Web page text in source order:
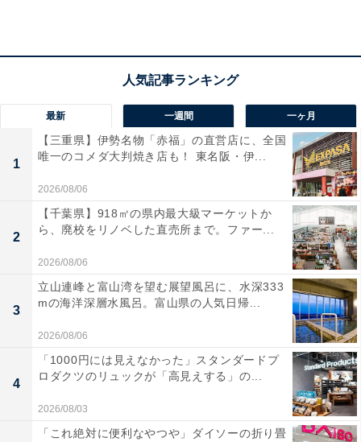
「幻の島」浜島上陸＆ボートシュノーケリング
潮位によって形を変える砂浜の島「幻の島（浜島）」に
上陸し、西表石垣国立公園の海でシュノーケリングも楽
しめる半日プランです。360度海に囲まれた絶景はSNS
映え間違いなし。ガイドが写真をたくさん撮ってくれる
うえ、写真データは無料でもらえます。シュノーケリン
グ器材・ウェットスーツ（冬季）・ライフジャケットの
レンタルも料金に含まれています。
最新 一週間 一ヶ月
1
【三重県】伊勢名物「赤福」の直営店に、全国
唯一のコメダ大判焼き店も！ 東名阪・伊...
2026/08/06
2
【千葉県】918㎡の県内最大級マーケットか
ら、廃校をリノベした直売所まで。ファー...
2026/08/06
3
立山連峰と富山湾を望む展望風呂に、水深333
mの海洋深層水風呂。富山県の人気日帰...
2026/08/06
4
「1000円には見えなかった」スタンダードプ
ロダクツのリュックが「高見えする」の...
2026/08/03
「これ絶対に便利なやつや」ダイソーの折り畳